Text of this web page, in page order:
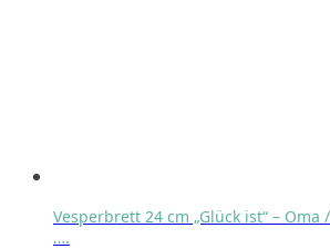
Vesperbrett 24 cm „Glück ist“ –
….